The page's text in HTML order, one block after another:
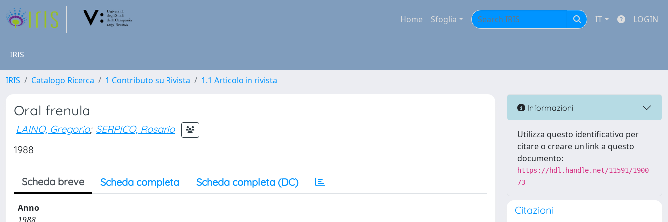
Home Sfoglia IT LOGIN
IRIS
IRIS Catalogo Ricerca 1 Contributo su Rivista 1.1 Articolo in rivista
Oral frenula
LAINO, Gregorio; SERPICO, Rosario
1988
Scheda breve Scheda completa Scheda completa (DC)
Anno
1988
Informazioni
Utilizza questo identificativo per
citare o creare un link a questo
documento:
https://hdl.handle.net/11591/1900
73
Citazioni